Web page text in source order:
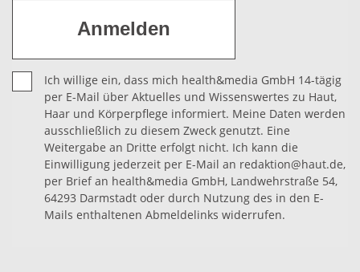
Ich willige ein, dass mich health&media GmbH 14-tägig
per E-Mail über Aktuelles und Wissenswertes zu Haut,
Haar und Körperpflege informiert. Meine Daten werden
ausschließlich zu diesem Zweck genutzt. Eine
Weitergabe an Dritte erfolgt nicht. Ich kann die
Einwilligung jederzeit per E-Mail an redaktion@haut.de,
per Brief an health&media GmbH, Landwehrstraße 54,
64293 Darmstadt oder durch Nutzung des in den E-
Mails enthaltenen Abmeldelinks widerrufen.